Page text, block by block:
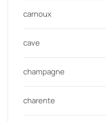
carnoux
cave
champagne
charente